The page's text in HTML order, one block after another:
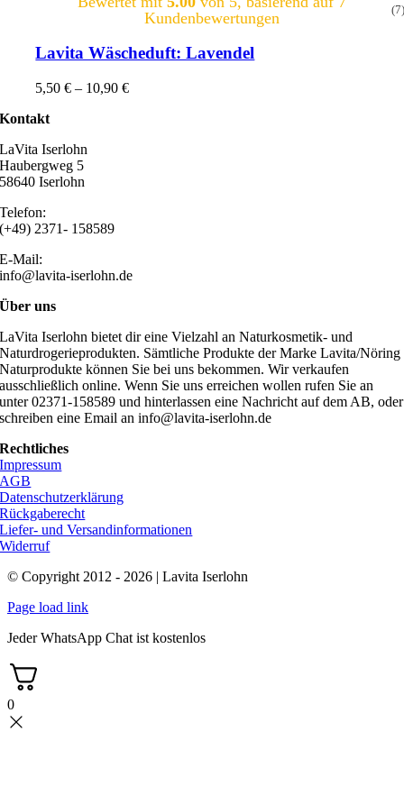
Kundenbewertungen
(7)
Lavita Wäscheduft: Lavendel
5,50€ – 10,90€
Kontakt
LaVita Iserlohn
Haubergweg 5
58640 Iserlohn
Telefon:
(+49) 2371- 158589
E-Mail:
info@lavita-iserlohn.de
Über uns
LaVita Iserlohn bietet dir eine Vielzahl an Naturkosmetik- und
Naturdrogerieprodukten. Sämtliche Produkte der Marke Lavita/Nöring
Naturprodukte können Sie bei uns bekommen. Wir verkaufen
ausschließlich online. Wenn Sie uns erreichen wollen rufen Sie an
unter 02371-158589 und hinterlassen eine Nachricht auf dem AB, oder
schreiben eine Email an info@lavita-iserlohn.de
Rechtliches
Impressum
AGB
Datenschutzerklärung
Rückgaberecht
Liefer- und Versandinformationen
Widerruf
© Copyright 2012 - 2026 | Lavita Iserlohn
Page load link
Jeder WhatsApp Chat ist kostenlos
0